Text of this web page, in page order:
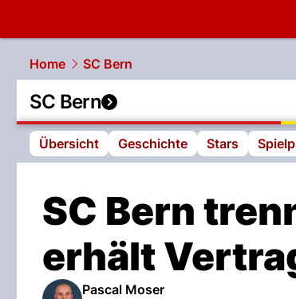
Home
SC Bern
SC Bern
Übersicht Geschichte Stars
SC Bern
erhält
Pascal Moser